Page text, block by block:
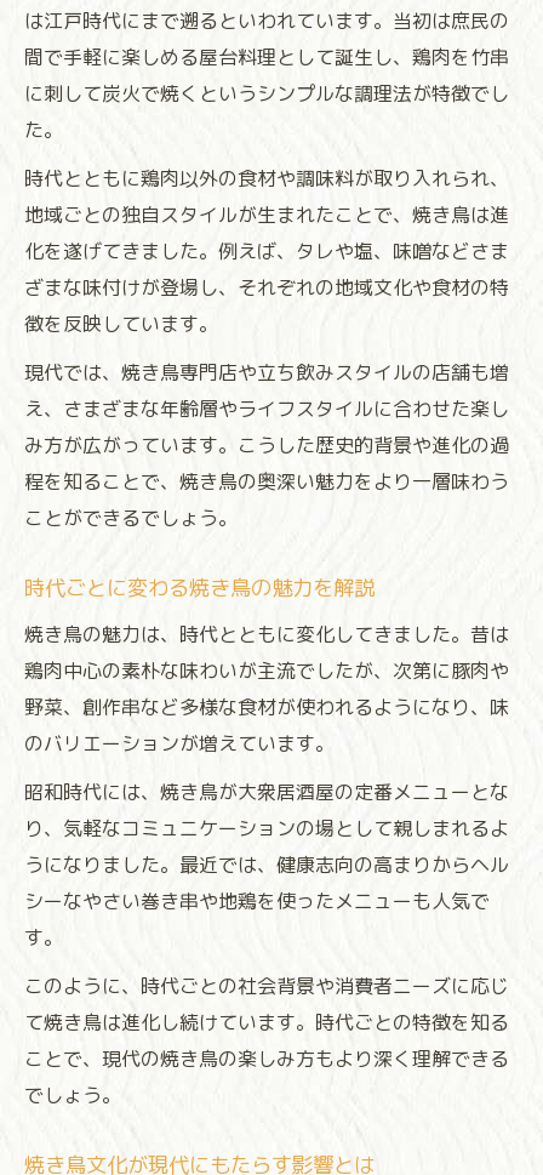
食文化の中で焼き鳥が果たす役割と魅力
伝統が未来へと繋ぐ焼き鳥新風景
伝統を受け継ぐ焼き鳥進化の新たな流れ
現代の感性が生む焼き鳥の新風景とは
焼き鳥文化が未来に継承される理由を探る
焼き鳥の進化がもたらす地域の活性化
食材と調理法で広がる焼き鳥の世界
調理法の工夫が生む焼き鳥の新しい味わい
焼き鳥進化の裏側にある食材選びのポイン
ト
焼き鳥の伝統調理法と現代技術の融合例
焼き鳥の進化が調理器具にもたらす変化
焼き鳥の起源と進化を紐解く旅路
焼き鳥の起源を辿り進化の歴史を知る
進化する焼き鳥が持つ意味とその背景
焼き鳥誕生の理由を文化とともに解説
焼き鳥の歴史を支える食材や調理技術
焼き鳥進化の旅路における転換点とは
多彩なスタイルで楽しむ焼き鳥の今
伝統と新感覚が融合する焼き鳥の今を体験
焼き鳥進化がもたらす味わいの新発見
は江戸時代にまで遡るといわれています。当初は庶民の
間で手軽に楽しめる屋台料理として誕生し、鶏肉を竹串
に刺して炭火で焼くというシンプルな調理法が特徴でし
た。
時代とともに鶏肉以外の食材や調味料が取り入れられ、
地域ごとの独自スタイルが生まれたことで、焼き鳥は進
化を遂げてきました。例えば、タレや塩、味噌などさま
ざまな味付けが登場し、それぞれの地域文化や食材の特
徴を反映しています。
現代では、焼き鳥専門店や立ち飲みスタイルの店舗も増
え、さまざまな年齢層やライフスタイルに合わせた楽し
み方が広がっています。こうした歴史的背景や進化の過
程を知ることで、焼き鳥の奥深い魅力をより一層味わう
ことができるでしょう。
時代ごとに変わる焼き鳥の魅力を解説
焼き鳥の魅力は、時代とともに変化してきました。昔は
鶏肉中心の素朴な味わいが主流でしたが、次第に豚肉や
野菜、創作串など多様な食材が使われるようになり、味
のバリエーションが増えています。
昭和時代には、焼き鳥が大衆居酒屋の定番メニューとな
り、気軽なコミュニケーションの場として親しまれるよ
うになりました。最近では、健康志向の高まりからヘル
シーなやさい巻き串や地鶏を使ったメニューも人気で
す。
このように、時代ごとの社会背景や消費者ニーズに応じ
て焼き鳥は進化し続けています。時代ごとの特徴を知る
ことで、現代の焼き鳥の楽しみ方もより深く理解できる
でしょう。
焼き鳥文化が現代にもたらす影響とは